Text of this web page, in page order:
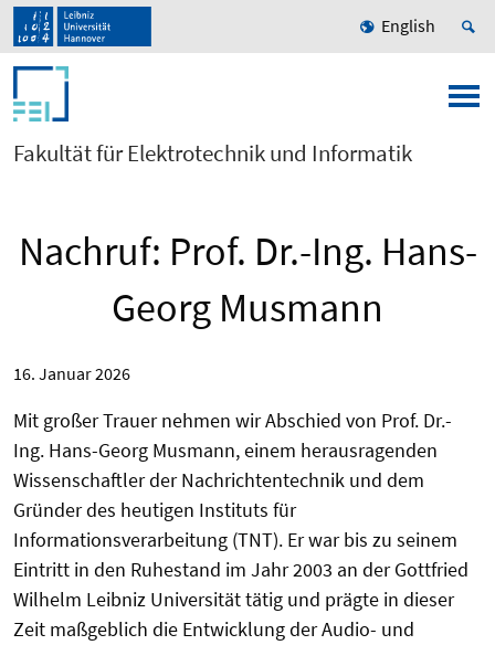
English
Fakultät für Elektrotechnik und Informatik
Nachruf: Prof. Dr.-Ing. Hans-
Georg Musmann
16. Januar 2026
Mit großer Trauer nehmen wir Abschied von Prof. Dr.-
Ing. Hans-Georg Musmann, einem herausragenden
Wissenschaftler der Nachrichtentechnik und dem
Gründer des heutigen Instituts für
Informationsverarbeitung (TNT). Er war bis zu seinem
Eintritt in den Ruhestand im Jahr 2003 an der Gottfried
Wilhelm Leibniz Universität tätig und prägte in dieser
Zeit maßgeblich die Entwicklung der Audio- und